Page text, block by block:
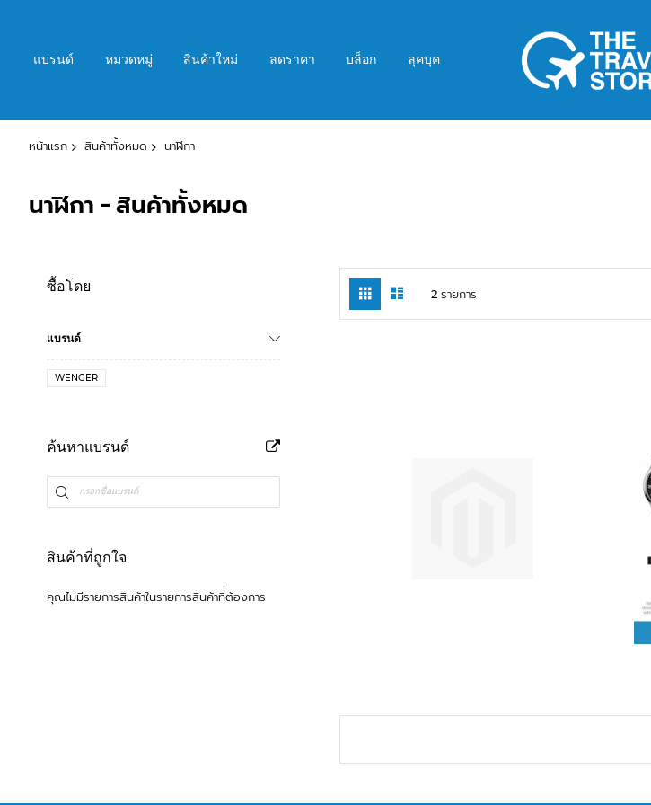
ที่แบรนด์ หมวดหมู่ สินค้าใหม่ ลดราคา บล็อก ลุคบุค
หน้าแรก สินค้าทั้งหมด นาฬิกา
นาฬิกา - สินค้าทั้งหมด
ใน
มุม
ตาราง รายการ
2รายการ
ซื้อโดย
แบรนด์
WENGER
ค้นหาแบรนด์
สินค้าที่ถูกใจ
คุณไม่มีรายการสินค้าในรายการสินค้าที่ต้องการ